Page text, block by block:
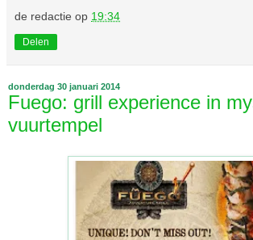
de redactie op 19:34
Delen
donderdag 30 januari 2014
Fuego: grill experience in
vuurtempel